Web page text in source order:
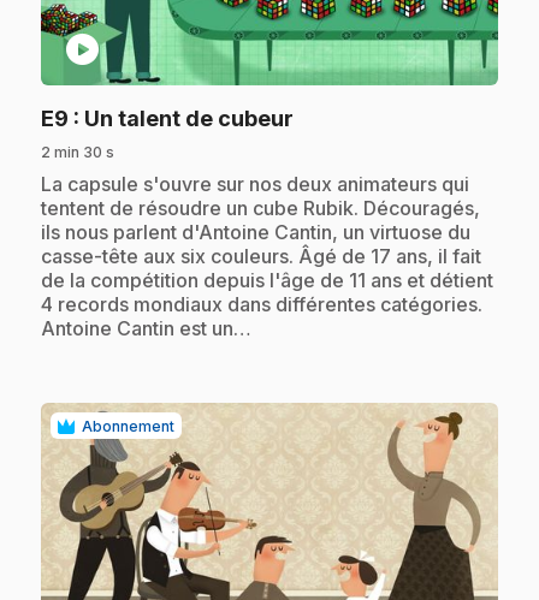
play_circle
E9 : Un talent de cubeur
2 min 30 s
.La capsule s'ouvre sur nos deux animateurs qui
tentent de résoudre un cube Rubik. Découragés,
ils nous parlent d'Antoine Cantin, un virtuose du
casse-tête aux six couleurs. Âgé de 17 ans, il fait
de la compétition depuis l'âge de 11 ans et détient
4 records mondiaux dans différentes catégories.
Antoine Cantin est un…
Abonnement